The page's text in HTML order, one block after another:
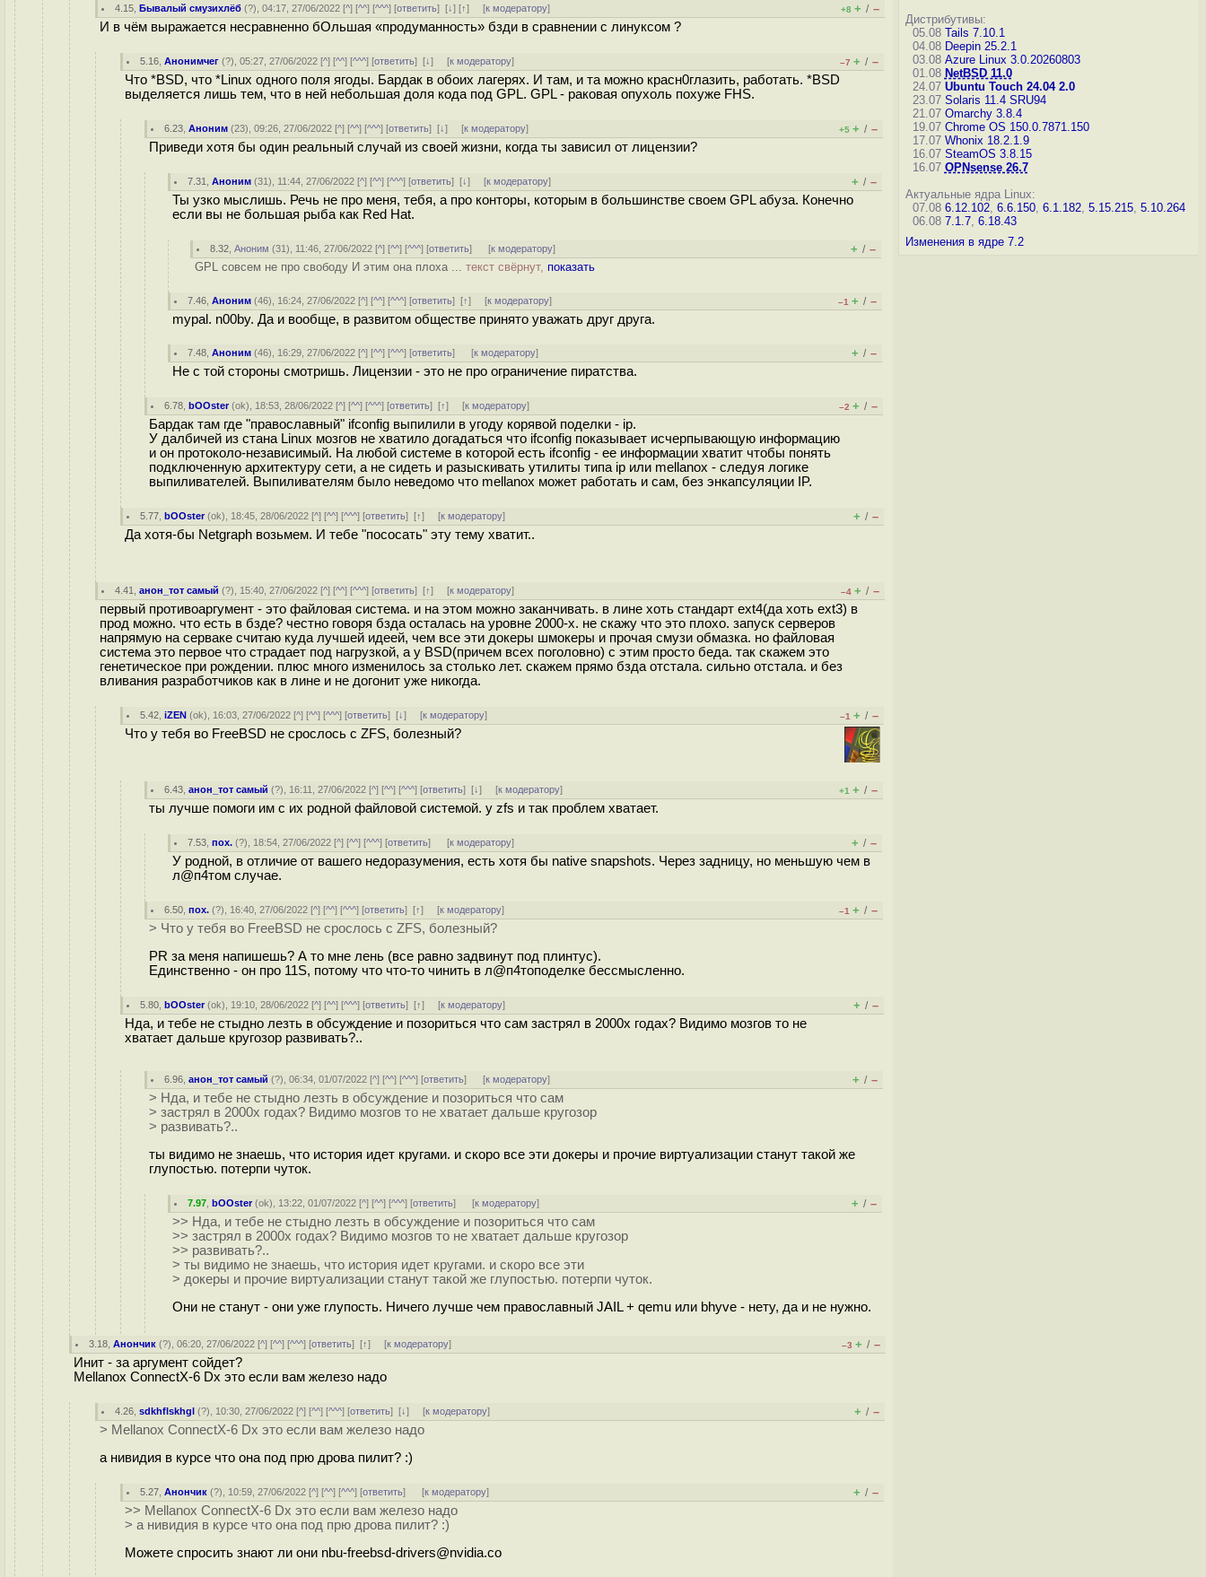
4.15 ,Бывалый смузихлёб (?), 04:17, 27/06/2022 [^] [^^] [^^^] [ответить][↓] [↑] [к модератору] +8 + / –
И в чём выражается несравненно бОльшая «продуманность» бзди в сравнении с линуксом ?
5.16 ,Анонимчег (?), 05:27, 27/06/2022 [^] [^^] [^^^] [ответить][↓] [к модератору] –7 + / –
Что *BSD, что *Linux одного поля ягоды. Бардак в обоих лагерях. И там, и та можно красн0глазить, работать. *BSD
выделяется лишь тем, что в ней небольшая доля кода под GPL. GPL - раковая опухоль похуже FHS.
6.23 ,Аноним (23), 09:26, 27/06/2022 [^] [^^] [^^^] [ответить][↓] [к модератору] +5 + / –
Приведи хотя бы один реальный случай из своей жизни, когда ты зависил от лицензии?
7.31 ,Аноним (31), 11:44, 27/06/2022 [^] [^^] [^^^] [ответить][↓] [к модератору] + / –
Ты узко мыслишь. Речь не про меня, тебя, а про конторы, которым в большинстве своем GPL абуза. Конечно
если вы не большая рыба как Red Hat.
8.32 ,Аноним (31), 11:46, 27/06/2022 [^] [^^] [^^^] [ответить] [к модератору] + / –
GPL совсем не про свободу И этим она плоха ... текст свёрнут, показать
7.46 ,Аноним (46), 16:24, 27/06/2022 [^] [^^] [^^^] [ответить][↑] [к модератору] –1 + / –
mypal. n00by. Да и вообще, в развитом обществе принято уважать друг друга.
7.48 ,Аноним (46), 16:29, 27/06/2022 [^] [^^] [^^^] [ответить] [к модератору] + / –
Не с той стороны смотришь. Лицензии - это не про ограничение пиратства.
6.78 ,bOOster(ok), 18:53, 28/06/2022 [^] [^^] [^^^] [ответить][↑] [к модератору] –2 + / –
Бардак там где "православный" ifconfig выпилили в угоду корявой поделки - ip.
У далбичей из стана Linux мозгов не хватило догадаться что ifconfig показывает исчерпывающую информацию
и он протоколо-независимый. На любой системе в которой есть ifconfig - ее информации хватит чтобы понять
подключенную архитектуру сети, а не сидеть и разыскивать утилиты типа ip или mellanox - следуя логике
выпиливателей. Выпиливателям было неведомо что mellanox может работать и сам, без энкапсуляции IP.
5.77 ,bOOster(ok), 18:45, 28/06/2022 [^] [^^] [^^^] [ответить][↑] [к модератору] + / –
Да хотя-бы Netgraph возьмем. И тебе "пососать" эту тему хватит..
4.41 ,анон_тот самый (?), 15:40, 27/06/2022 [^] [^^] [^^^] [ответить][↑] [к модератору] –4 + / –
первый противоаргумент - это файловая система. и на этом можно заканчивать. в лине хоть стандарт ext4(да хоть ext3) в
прод можно. что есть в бзде? честно говоря бзда осталась на уровне 2000-х. не скажу что это плохо. запуск серверов
напрямую на серваке считаю куда лучшей идеей, чем все эти докеры шмокеры и прочая смузи обмазка. но файловая
система это первое что страдает под нагрузкой, а у BSD(причем всех поголовно) с этим просто беда. так скажем это
генетическое при рождении. плюс много изменилось за столько лет. скажем прямо бзда отстала. сильно отстала. и без
вливания разработчиков как в лине и не догонит уже никогда.
5.42 ,iZEN (ok), 16:03, 27/06/2022 [^] [^^] [^^^] [ответить][↓] [к модератору] –1 + / –
Что у тебя во FreeBSD не срослось с ZFS, болезный?
6.43 ,анон_тот самый (?), 16:11, 27/06/2022 [^] [^^] [^^^] [ответить][↓] [к модератору] +1 + / –
ты лучше помоги им с их родной файловой системой. у zfs и так проблем хватает.
7.53 ,пох. (?), 18:54, 27/06/2022 [^] [^^] [^^^] [ответить] [к модератору] + / –
У родной, в отличие от вашего недоразумения, есть хотя бы native snapshots. Через задницу, но меньшую чем в
л@п4том случае.
6.50 ,пох. (?), 16:40, 27/06/2022 [^] [^^] [^^^] [ответить][↑] [к модератору] –1 + / –
> Что у тебя во FreeBSD не срослось с ZFS, болезный?
PR за меня напишешь? А то мне лень (все равно задвинут под плинтус).
Единственно - он про 11S, потому что что-то чинить в л@п4топоделке бессмысленно.
5.80 ,bOOster(ok), 19:10, 28/06/2022 [^] [^^] [^^^] [ответить][↑] [к модератору] + / –
Нда, и тебе не стыдно лезть в обсуждение и позориться что сам застрял в 2000х годах? Видимо мозгов то не
хватает дальше кругозор развивать?..
6.96 ,анон_тот самый (?), 06:34, 01/07/2022 [^] [^^] [^^^] [ответить] [к модератору] + / –
> Нда, и тебе не стыдно лезть в обсуждение и позориться что сам
> застрял в 2000х годах? Видимо мозгов то не хватает дальше кругозор
> развивать?..
ты видимо не знаешь, что история идет кругами. и скоро все эти докеры и прочие виртуализации станут такой же
глупостью. потерпи чуток.
7.97 ,bOOster(ok), 13:22, 01/07/2022 [^] [^^] [^^^] [ответить] [к модератору] + / –
>> Нда, и тебе не стыдно лезть в обсуждение и позориться что сам
>> застрял в 2000х годах? Видимо мозгов то не хватает дальше кругозор
>> развивать?..
> ты видимо не знаешь, что история идет кругами. и скоро все эти
> докеры и прочие виртуализации станут такой же глупостью. потерпи чуток.
Они не станут - они уже глупость. Ничего лучше чем православный JAIL + qemu или bhyve - нету, да и не нужно.
3.18 ,Анончик (?), 06:20, 27/06/2022 [^] [^^] [^^^] [ответить][↑] [к модератору] –3 + / –
Инит - за аргумент сойдет?
Mellanox ConnectX-6 Dx это если вам железо надо
4.26 ,sdkhflskhgl (?), 10:30, 27/06/2022 [^] [^^] [^^^] [ответить][↓] [к модератору] + / –
> Mellanox ConnectX-6 Dx это если вам железо надо
а нивидия в курсе что она под прю дрова пилит? :)
5.27 ,Анончик (?), 10:59, 27/06/2022 [^] [^^] [^^^] [ответить] [к модератору] + / –
>> Mellanox ConnectX-6 Dx это если вам железо надо
> а нивидия в курсе что она под прю дрова пилит? :)
Можете спросить знают ли они nbu-freebsd-drivers@nvidia.co
Дистрибутивы:
05.08 Tails 7.10.1
04.08 Deepin 25.2.1
03.08 Azure Linux 3.0.20260803
01.08 NetBSD 11.0
24.07 Ubuntu Touch 24.04 2.0
23.07 Solaris 11.4 SRU94
21.07 Omarchy 3.8.4
19.07 Chrome OS 150.0.7871.150
17.07 Whonix 18.2.1.9
16.07 SteamOS 3.8.15
16.07 OPNsense 26.7
Актуальные ядра Linux:
07.08 6.12.102, 6.6.150, 6.1.182, 5.15.215, 5.10.264
06.08 7.1.7, 6.18.43
Изменения в ядре 7.2